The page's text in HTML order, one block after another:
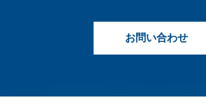
お問い合わせ